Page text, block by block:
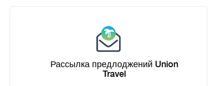
Рассылка предлоджений Union
Travel